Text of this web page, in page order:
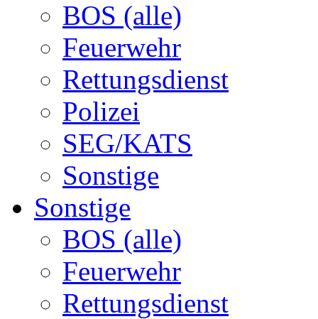
BOS (alle)
Feuerwehr
Rettungsdienst
Polizei
SEG/KATS
Sonstige
Sonstige
BOS (alle)
Feuerwehr
Rettungsdienst